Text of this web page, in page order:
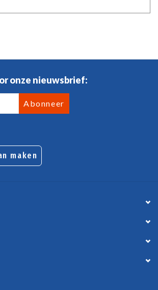
onze nieuwsbrief:
Abonneer
maken